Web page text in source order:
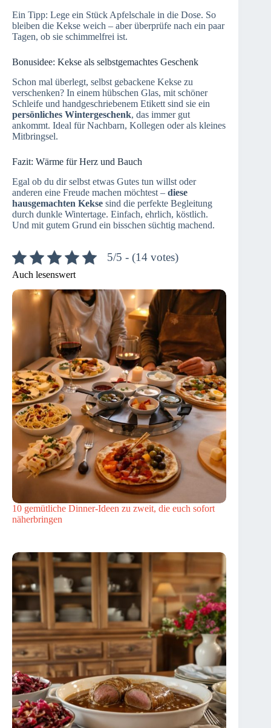
Ein Tipp: Lege ein Stück Apfelschale in die Dose. So
bleiben die Kekse weich – aber überprüfe nach ein paar
Tagen, ob sie schimmelfrei ist.
Bonusidee: Kekse als selbstgemachtes Geschenk
Schon mal überlegt, selbst gebackene Kekse zu
verschenken? In einem hübschen Glas, mit schöner
Schleife und handgeschriebenem Etikett sind sie ein
persönliches Wintergeschenk, das immer gut
ankommt. Ideal für Nachbarn, Kollegen oder als kleines
Mitbringsel.
Fazit: Wärme für Herz und Bauch
Egal ob du dir selbst etwas Gutes tun willst oder
anderen eine Freude machen möchtest – diese
hausgemachten Kekse sind die perfekte Begleitung
durch dunkle Wintertage. Einfach, ehrlich, köstlich.
Und mit gutem Grund ein bisschen süchtig machend.
5/5 - (14 votes)
Auch lesenswert
10 gemütliche Dinner-Ideen zu zweit, die euch sofort
näherbringen